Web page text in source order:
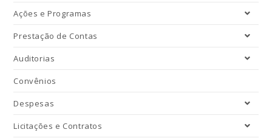
Ações e Programas
Prestação de Contas
Auditorias
Convênios
Despesas
Licitações e Contratos